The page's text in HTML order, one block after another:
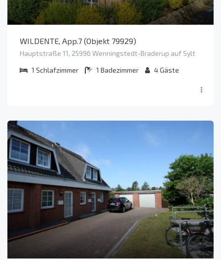
WILDENTE, App.7 (Objekt 79929)
Hauptstraße 11, 25996 Wenningstedt-Braderup auf Sylt
1 Schlafzimmer 1 Badezimmer 4Gäste